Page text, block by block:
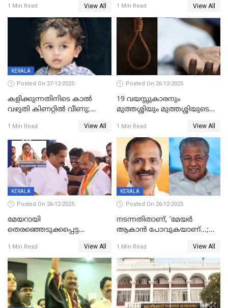
കുതിച്ചുയരുന്നു
1 Min Read View All 1 Min Read View All
KERALA
Posted On 27-12-2025
കളിക്കുന്നതിനിടെ കാൽ
വഴുതി കിണറ്റിൽ വീണു;
ദാരുണാന്ത്യം
1 Min Read View All
Posted On 26-12-2025
19 വയസ്സുകാരനും
മുത്തശ്ശിയും മുത്തശ്ശിയുടെ
മരിച്ചനിലയിൽ
1 Min Read View All
KERALA
Posted On 26-12-2025
മേയറായി
തെരഞ്ഞെടുക്കപ്പെട്ട
ആദ്യ വോട്ട് അസാധു; കണ്ണൂർ
ഡെപ്യൂട്ടി മേയർ സ്ഥാനത്ത്
താഹിറിന് വിജയം
1 Min Read View All
KERALA
Posted On 26-12-2025
നടന്നതിതാണ്, ‘മേയർ
ആകാൻ പോവുകയാണ്...;
മുഖ്യമന്ത്രിയുടെ ഓഫീസ്
തന്നെ വിശദീകരിയ്ക്കുന്നു;
സത്യമിതാണ്
1 Min Read View All